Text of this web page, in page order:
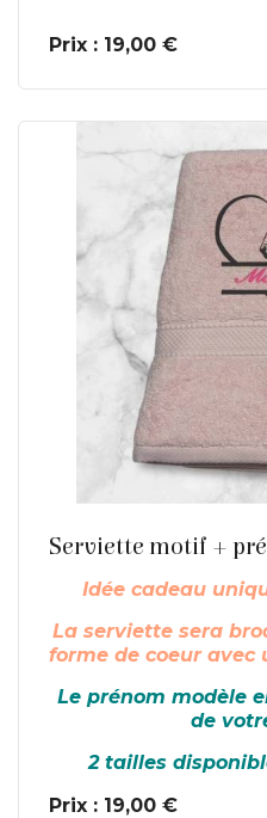
Prix : 19,00 €
Serviette motif +
Idée cadeau
La serviette sera
forme de coeur avec
Le prénom modèle
de
2 tailles
Prix : 19,00 €